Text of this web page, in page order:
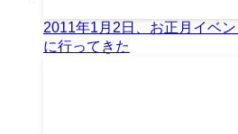
2011年1月2日、お正月イベ
に行ってきた